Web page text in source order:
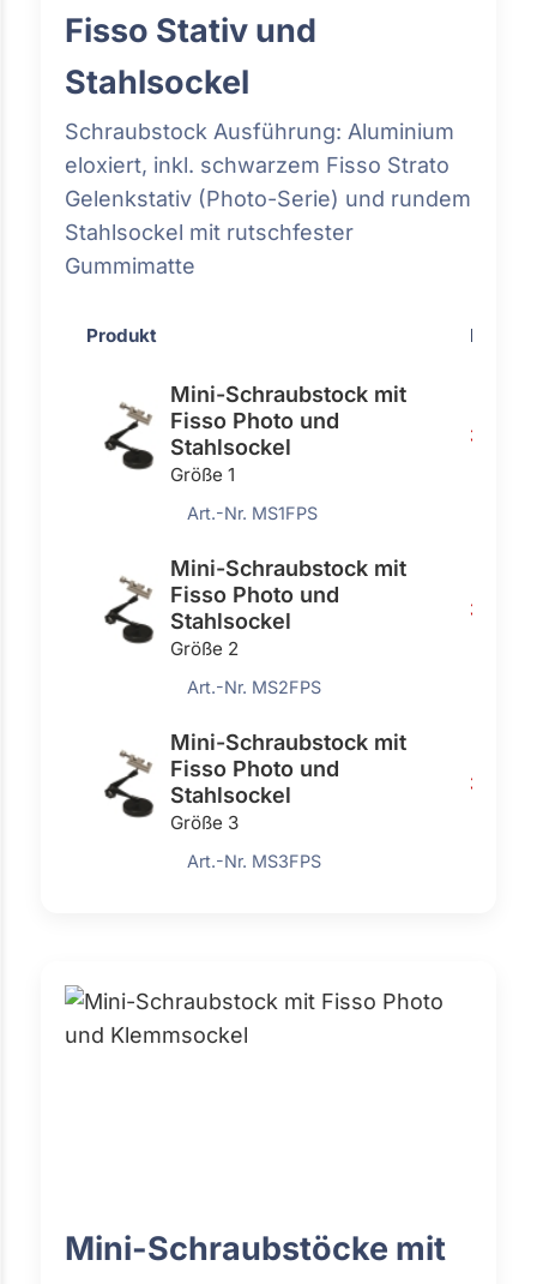
Fisso Stativ und
Stahlsockel
Schraubstock Ausführung: Aluminium
eloxiert, inkl. schwarzem Fisso Strato
Gelenkstativ (Photo-Serie) und rundem
Stahlsockel mit rutschfester
Gummimatte
Produkt Preis
Mini-Schraubstock mit
Fisso Photo und
Stahlsockel
Größe 1
Art.-Nr. MS1FPS
Mini-Schraubstock mit
Fisso Photo und
Stahlsockel
Größe 2
Art.-Nr. MS2FPS
Mini-Schraubstock mit
Fisso Photo und
Stahlsockel
Größe 3
Art.-Nr. MS3FPS
Mini-Schraubstöcke mit